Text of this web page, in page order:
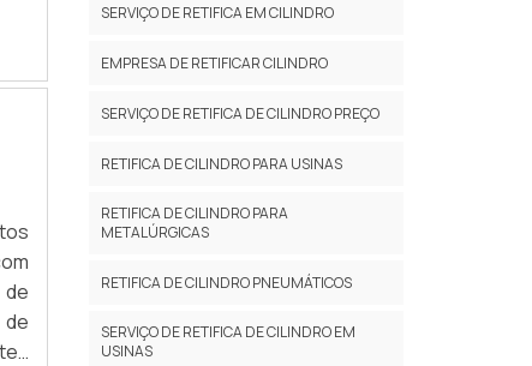
SERVIÇO DE RETIFICA EM CILINDRO
EMPRESA DE RETIFICAR CILINDRO
SERVIÇO DE RETIFICA DE CILINDRO PREÇO
RETIFICA DE CILINDRO PARA USINAS
RETIFICA DE CILINDRO PARA
METALÚRGICAS
RETIFICA DE CILINDRO PNEUMÁTICOS
SERVIÇO DE RETIFICA DE CILINDRO EM
USINAS